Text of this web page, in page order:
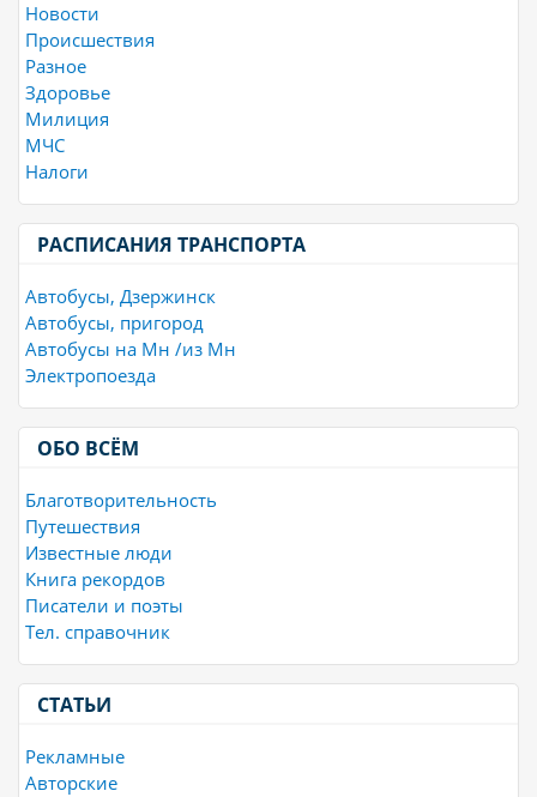
Новости
Происшествия
Разное
Здоровье
Милиция
МЧС
Налоги
РАСПИСАНИЯ ТРАНСПОРТА
Автобусы, Дзержинск
Автобусы, пригород
Автобусы на Мн /из Мн
Электропоезда
ОБО ВСЁМ
Благотворительность
Путешествия
Известные люди
Книга рекордов
Писатели и поэты
Тел. справочник
СТАТЬИ
Рекламные
Авторские